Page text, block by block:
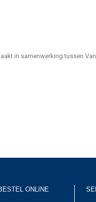
in samenwerking tussen
ONLINE